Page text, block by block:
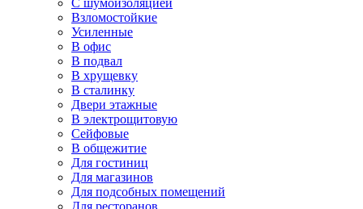
С шумоизоляцией
Взломостойкие
Усиленные
В офис
В подвал
В хрущевку
В сталинку
Двери этажные
В электрощитовую
Сейфовые
В общежитие
Для гостиниц
Для магазинов
Для подсобных помещений